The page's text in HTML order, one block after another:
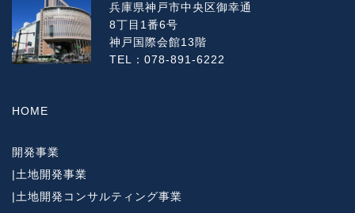
兵庫県神戸市中央区御幸通
8丁目1番6号
神戸国際会館13階
TEL：078-891-6222
HOME
開発事業
|土地開発事業
|土地開発コンサルティング事業